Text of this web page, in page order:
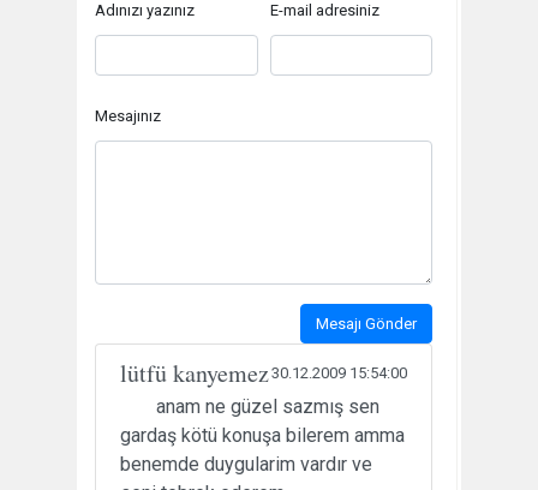
Adınızı yazınız E-mail adresiniz
Mesajınız
Mesajı Gönder
lütfü kanyemez30.12.2009 15:54:00
anam ne güzel sazmış sen
gardaş kötü konuşa bilerem amma
benemde duygularim vardır ve